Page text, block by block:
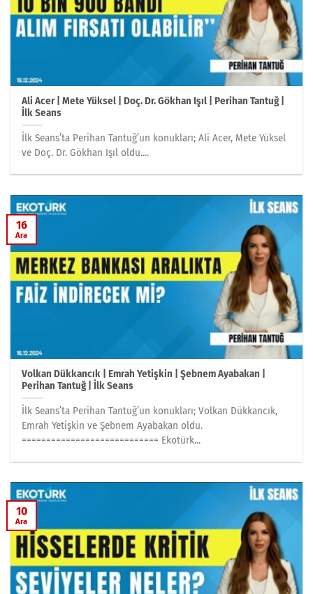
Ali Acer | Mete Yüksel | Doç. Dr. Gökhan Işıl | Perihan Tantuğ |
İlk Seans
İlk Seans’ta Perihan Tantuğ’un konukları; Ali Acer, Mete Yüksel
ve Doç. Dr. Gökhan Işıl oldu....
Volkan Dükkancık | Emrah Yetişkin | Şebnem Ayabakan |
Perihan Tantuğ | İlk Seans
İlk Seans’ta Perihan Tantuğ’un konukları; Volkan Dükkancık,
Emrah Yetişkin ve Şebnem Ayabakan oldu.
============================ Ekotürk...
16
Ara
10
Ara